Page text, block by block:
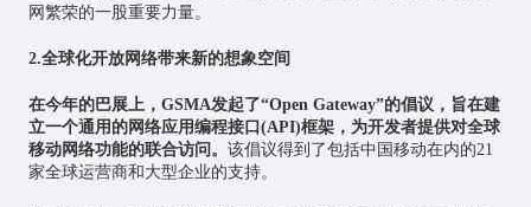
网繁荣的一股重要力量。
2.全球化开放网络带来新的想象空间
在今年的巴展上，GSMA发起了“Open Gateway”的倡议，旨在建
立一个通用的网络应用编程接口(API)框架，为开发者提供对全球
移动网络功能的联合访问。 该倡议得到了包括中国移动在内的21
家全球运营商和大型企业的支持。